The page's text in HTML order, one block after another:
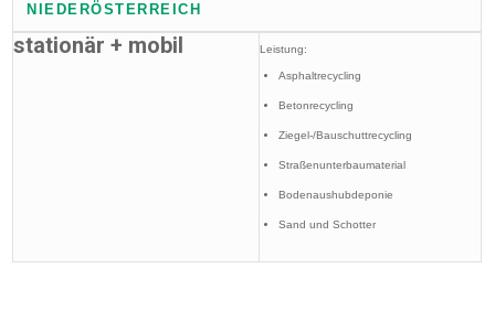
NIEDERÖSTERREICH
stationär + mobil Leistung:
Asphaltrecycling
Betonrecycling
Ziegel-/Bauschuttrecycling
Straßenunterbaumaterial
Bodenaushubdeponie
Sand und Schotter